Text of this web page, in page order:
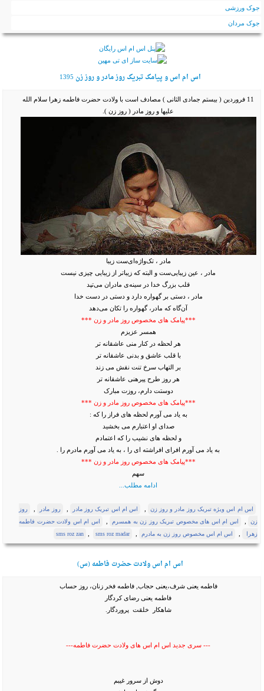
جوک ورزشی
جوک مردان
اس ام اس و پیامک تبریک روز مادر و روز زن 1395
11 فروردین ( بیستم جمادی الثانی ) مصادف است با ولادت حضرت فاطمه زهرا سلام الله
عليها و روز مادر ( روز زن ).
مادر ، تک‌واژه‌ای‌ست زیبا
مادر ، عین زیبایی‌ست و البته که زیباتر از زیبایی چیزی نیست
قلب بزرگ خدا در سینه‌ی مادران می‌تپد
مادر ، دستی بر گهواره دارد و دستی در دست خدا
آن‌گاه که مادر، گهواره را تکان می‌دهد
***پیامک های مخصوص روز مادر و زن ***
همسر عزیزم
هر لحظه در کنار منی عاشقانه تر
با قلب عاشق و بدنی عاشقانه تر
بر التهاب سرخ تنت نقش می زند
هر روز طرح پیرهنی عاشقانه تر
دوستت دارم، روزت مبارک
***پیامک های مخصوص روز مادر و زن ***
به یاد می آورم لحظه های فراز را که :
صدای او اعتبارم می بخشید
و لحظه های نشیب را که اعتمادم
به یاد می آورم افرای افراشته ای را ، به یاد می آورم مادرم را .
***پیامک های مخصوص روز مادر و زن ***
سهم
ادامه مطلب...
اس ام اس ویژه تبریک روز مادر و روز زن اس ام اس تبریک روز مادر روز مادر
روز
زن
اس ام اس های مخصوص تبریک روز زن به همسرم
اس ام اس ولادت حضرت فاطمه
زهرا
اس ام اس مخصوص روز زن به مادرم sms roz zan sms roz madar
اس ام اس ولادت حضرت فاطمه (س)
فاطمه یعنی شرف،یعنی حجاب, فاطمه فخر زنان، روز حساب
فاطمه یعنی رضای کردگار
شاهکار خلقت پروردگار.
--- سری جدید اس ام اس های ولادت حضرت فاطمه---
دوش از سرور غیبم